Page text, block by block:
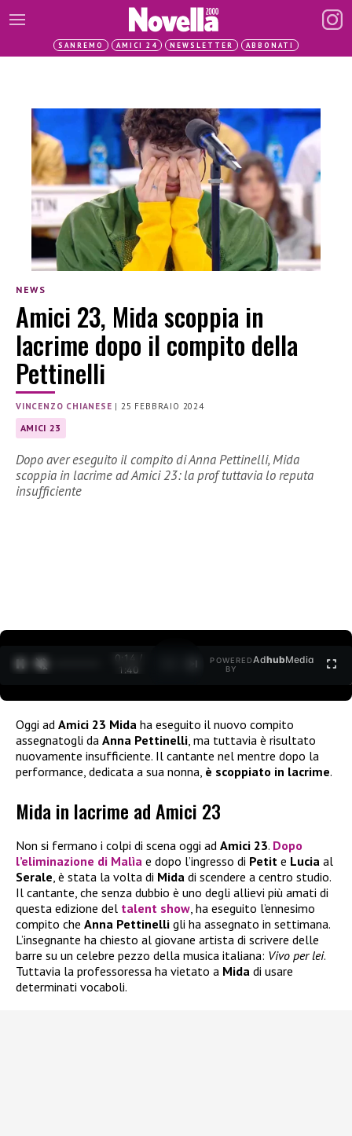
SANREMO AMICI 24 NEWSLETTER ABBONATI
NEWS
Amici 23, Mida scoppia in
lacrime dopo il compito della
Pettinelli
VINCENZO CHIANESE |25 FEBBRAIO 2024
AMICI 23
Dopo aver eseguito il compito di Anna Pettinelli, Mida
scoppia in lacrime ad Amici 23: la prof tuttavia lo reputa
insufficiente
0:15 /
1:40
POWERED
BY
AdhubMedia
Oggi ad Amici 23 Mida ha eseguito il nuovo compito
assegnatogli da Anna Pettinelli , ma tuttavia è risultato
nuovamente insufficiente. Il cantante nel mentre dopo la
performance, dedicata a sua nonna, è scoppiato in lacrime.
Mida in lacrime ad Amici 23
Non si fermano i colpi di scena oggi ad Amici 23. Dopo
l’eliminazione di Malìa e dopo l’ingresso di Petit e Lucia al
Serale, è stata la volta di Mida di scendere a centro studio.
Il cantante, che senza dubbio è uno degli allievi più amati di
questa edizione del talent show, ha eseguito l’ennesimo
compito che Anna Pettinelli gli ha assegnato in settimana.
L’insegnante ha chiesto al giovane artista di scrivere delle
barre su un celebre pezzo della musica italiana: Vivo per lei.
Tuttavia la professoressa ha vietato a Mida di usare
determinati vocaboli.